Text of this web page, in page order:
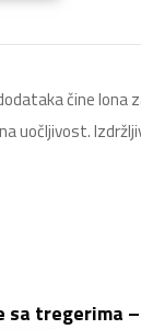
čine
uočljivost.
sa tregerima